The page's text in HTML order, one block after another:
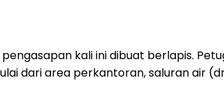
kali ini dibuat berlapis.
dari area perkantoran, saluran air